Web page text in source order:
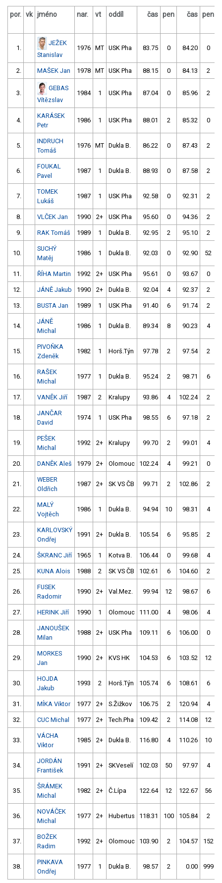
por. vk jméno nar. vt oddíl čas pen čas pen
1.
JEŽEK
Stanislav
1976 MT USK Pha 83.75 0 84.20 0
2. MAŠEK Jan 1978 MT USK Pha 88.15 0 84.13 2
3.
GEBAS
Vítězslav
1984 1 USK Pha 87.04 0 85.96 2
4.
KARÁSEK
Petr
1986 1 USK Pha 88.01 2 85.32 0
5.
INDRUCH
Tomáš
1976 MT Dukla B. 86.22 0 87.43 2
6.
FOUKAL
Pavel
1987 1 Dukla B. 88.93 0 87.58 2
7.
TOMEK
Lukáš
1987 1 USK Pha 92.58 0 92.31 2
8. VLČEK Jan 1990 2+ USK Pha 95.60 0 94.36 2
9. RAK Tomáš 1989 1 Dukla B. 92.95 2 95.10 2
10.
SUCHÝ
Matěj
1986 1 Dukla B. 92.03 0 92.90 52
11. ŘÍHA Martin 1992 2+ USK Pha 95.61 0 93.67 0
12. JÁNĚ Jakub 1990 2+ Dukla B. 92.04 4 92.37 2
13. BUSTA Jan 1989 1 USK Pha 91.40 6 91.74 2
14.
JÁNĚ
Michal
1986 1 Dukla B. 89.34 8 90.23 4
15.
PIVOŇKA
Zdeněk
1982 1 Horš.Týn 97.78 2 97.54 2
16.
RAŠEK
Michal
1977 1 Dukla B. 95.24 2 98.71 6
17. VANĚK Jiří 1987 2 Kralupy 93.86 4 102.24 2
18.
JANČAR
David
1974 1 USK Pha 98.55 6 97.18 2
19.
PEŠEK
Michal
1992 2+ Kralupy 99.70 2 99.01 4
20. DANĚK Aleš 1979 2+ Olomouc 102.24 4 99.21 0
21.
WEBER
Oldřich
1987 2+ SK VS ČB 99.71 2 102.86 2
22.
MALÝ
Vojtěch
1986 1 Dukla B. 94.94 10 98.31 4
23.
KARLOVSKÝ
Ondřej
1991 2+ Dukla B. 105.54 6 95.85 2
24. ŠKRANC Jiří 1965 1 Kotva B. 106.44 0 99.68 4
25. KUNA Alois 1988 2 SK VS ČB 102.61 6 104.60 2
26.
FUSEK
Radomir
1990 2+ Val.Mez. 99.94 12 98.67 6
27. HERINK Jiří 1990 1 Olomouc 111.00 4 98.06 4
28.
JANOUŠEK
Milan
1988 2+ USK Pha 109.11 6 106.00 0
29.
MORKES
Jan
1990 2+ KVS HK 104.53 6 103.52 12
30.
HOJDA
Jakub
1993 2 Horš.Týn 105.74 6 108.61 6
31. MÍKA Viktor 1977 2+ S.Žižkov 106.75 2 120.94 4
32. CUC Michal 1977 2+ Tech.Pha 109.42 2 114.08 12
33.
VÁCHA
Viktor
1985 2+ Dukla B. 116.80 4 110.26 10
34.
JORDÁN
František
1991 2+ SKVeselí 102.03 50 97.97 4
35.
ŠRÁMEK
Michal
1982 2+ Č.Lípa 122.64 12 122.67 56
36.
NOVÁČEK
Michal
1977 2+ Hubertus 118.31 100 105.84 2
37.
BOŽEK
Radim
1992 2+ Olomouc 103.90 2 104.57 152
38.
PINKAVA
Ondřej
1977 1 Dukla B. 98.57 2 0.00 999